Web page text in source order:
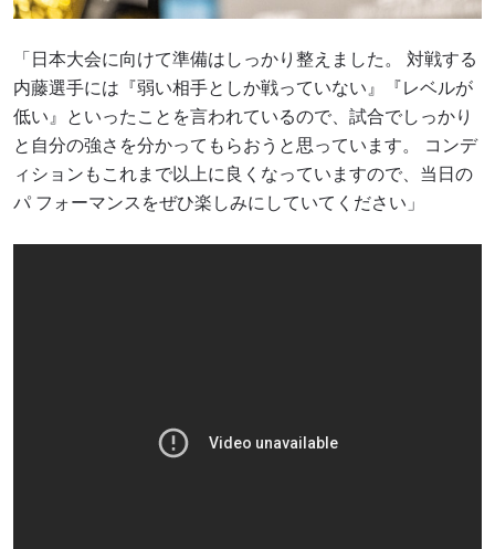
「日本大会に向けて準備はしっかり整えました。 対戦する
内藤選手には『弱い相手としか戦っていない』『レベルが
低い』といったことを言われているので、試合でしっかり
と自分の強さを分かってもらおうと思っています。 コンデ
ィションもこれまで以上に良くなっていますので、当日の
パ フォーマンスをぜひ楽しみにしていてください」